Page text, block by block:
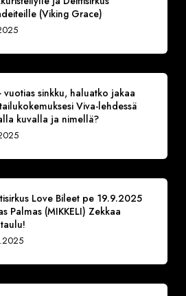
(Viking Grace)
vuotias sinkku, haluatko jakaa
Viva-lehdessä
kuvalla ja nimellä?
Love Bileet pe 19.9.2025
Palmas (MIKKELI) Zekkaa